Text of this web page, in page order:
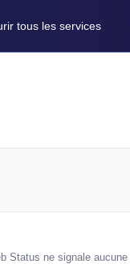
tous les services
Status ne signale aucune